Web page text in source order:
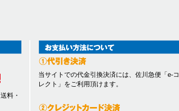
料・
当サイトでの代金引換決済には、佐川急便「e-コ
レクト」をご利用頂けます。